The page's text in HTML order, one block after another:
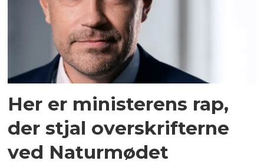
Her er ministerens rap,
der stjal overskrifterne
ved Naturmødet